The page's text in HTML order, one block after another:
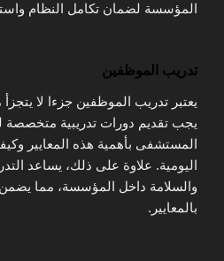
المؤسسة لضمان تكامل النظام
تدريب الموظفين
يعتبر تدريب الموظفين جزءا لا يتجزأ
يجب تقديم دورات تدريبية متخصصة
المستشفى بأهمية هذه المعايير
اليومية. علاوة على ذلك، يساعد
والسلامة داخل المؤسسة، مما يضمن
بالمعايير.